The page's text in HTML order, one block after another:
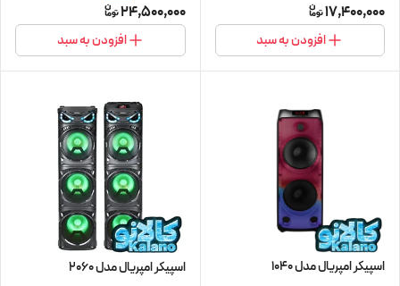
17,400,000
افزودن به سبد
24,500,000
افزودن به سبد
اسپیکر امپریال مدل 1040 اسپیکر امپریال مدل 2060